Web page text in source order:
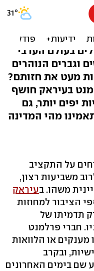
ניתוחים
בעולם הערבי
וגברים הנוהרים
מעט את חזותם?
בעיראק חושף
יפים יותר, גם
מהי המדינה
על התקציב
משביעות רצון,
משהו. בעיראק
הציבור למחוזות
תדמיתו של
חברי פרלמנט
או הלוואות
ובקרב
שם בימים האחרונים